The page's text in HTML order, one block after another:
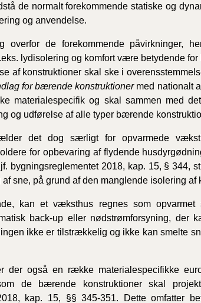
de normalt forekommende statiske og
og anvendelse.
overfor de forekommende påvirkninger,
lydisolering og komfort være betydende
af konstruktioner skal ske i
for bærende konstruktionermed nationalt
materialespecifik og skal sammen med
og udførelse af alle typer bærende
det dog særligt for opvarmede
for opbevaring af flydende
bygningsreglementet 2018, kap. 15, § 344,
sne, på grund af den manglende isolering af
kan et væksthus regnes som opvarmet
back-up eller nødstrømforsyning, der
ikke er tilstrækkelig og ikke kan smelte
der også en række materialespecifikke
de bærende konstruktioner skal
kap. 15, §§ 345-351. Dette omfatter